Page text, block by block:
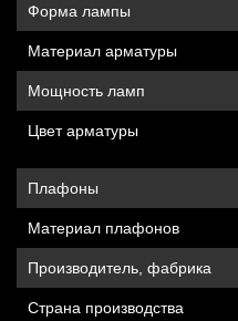
Форма лампы
Материал арматуры
Мощность ламп
Цвет арматуры
Плафоны
Материал плафонов
Производитель, фабрика
Страна производства